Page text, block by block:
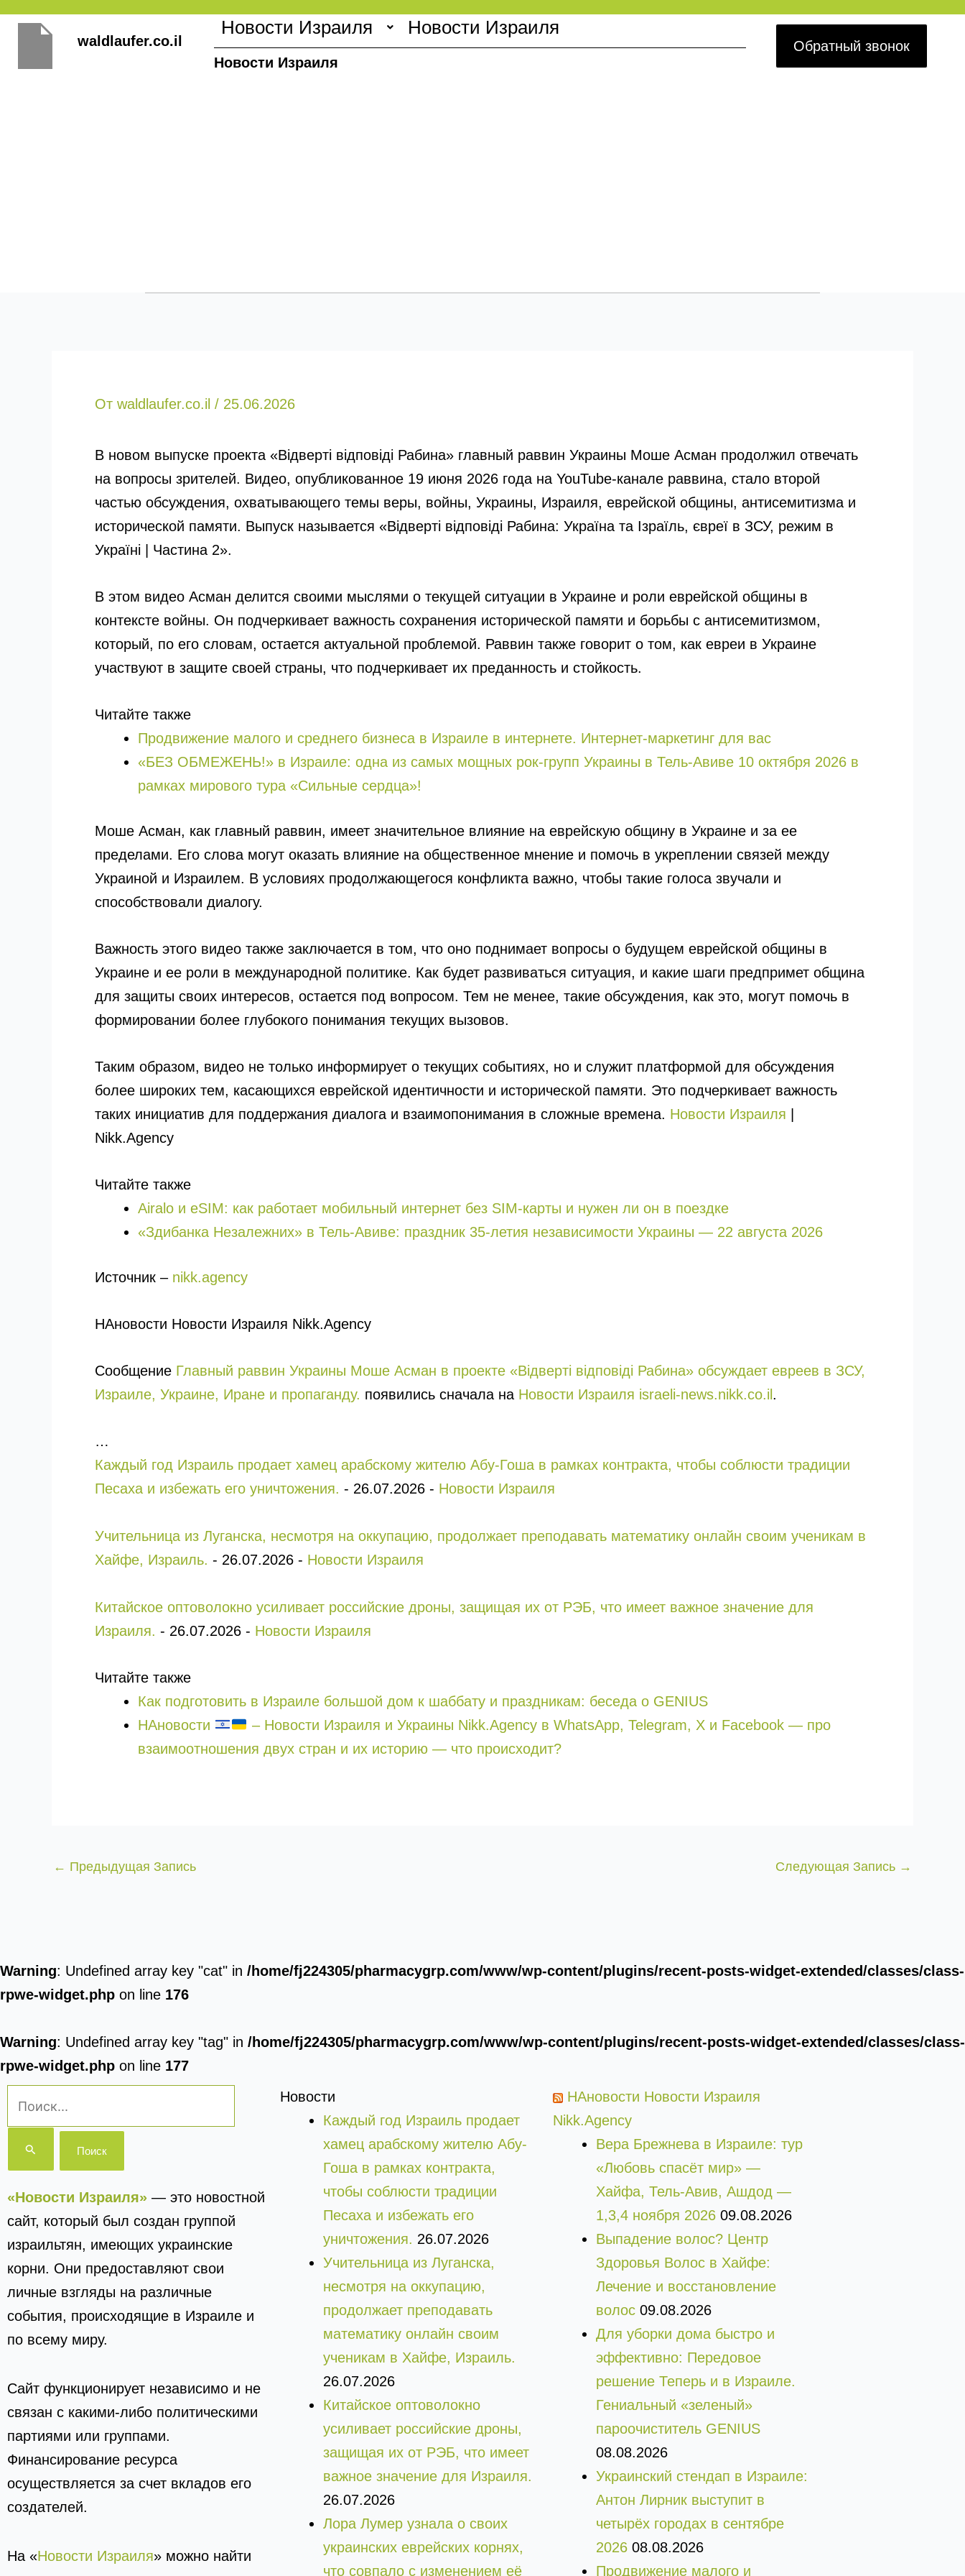
Перейти
waldlaufer.co.il
Новости Израиля Новости Израиля
Новости Израиля
Обратный звонок
От waldlaufer.co.il / 25.06.2026
В новом выпуске проекта «Відверті відповіді Рабина» главный раввин Украины Моше Асман продолжил отвечать
на вопросы зрителей. Видео, опубликованное 19 июня 2026 года на YouTube-канале раввина, стало второй
частью обсуждения, охватывающего темы веры, войны, Украины, Израиля, еврейской общины, антисемитизма и
исторической памяти. Выпуск называется «Відверті відповіді Рабина: Україна та Ізраїль, євреї в ЗСУ, режим в
Україні | Частина 2».
В этом видео Асман делится своими мыслями о текущей ситуации в Украине и роли еврейской общины в
контексте войны. Он подчеркивает важность сохранения исторической памяти и борьбы с антисемитизмом,
который, по его словам, остается актуальной проблемой. Раввин также говорит о том, как евреи в Украине
участвуют в защите своей страны, что подчеркивает их преданность и стойкость.
Читайте также
Продвижение малого и среднего бизнеса в Израиле в интернете. Интернет-маркетинг для вас
«БЕЗ ОБМЕЖЕНЬ!» в Израиле: одна из самых мощных рок-групп Украины в Тель-Авиве 10 октября 2026 в
рамках мирового тура «Сильные сердца»!
Моше Асман, как главный раввин, имеет значительное влияние на еврейскую общину в Украине и за ее
пределами. Его слова могут оказать влияние на общественное мнение и помочь в укреплении связей между
Украиной и Израилем. В условиях продолжающегося конфликта важно, чтобы такие голоса звучали и
способствовали диалогу.
Важность этого видео также заключается в том, что оно поднимает вопросы о будущем еврейской общины в
Украине и ее роли в международной политике. Как будет развиваться ситуация, и какие шаги предпримет община
для защиты своих интересов, остается под вопросом. Тем не менее, такие обсуждения, как это, могут помочь в
формировании более глубокого понимания текущих вызовов.
Таким образом, видео не только информирует о текущих событиях, но и служит платформой для обсуждения
более широких тем, касающихся еврейской идентичности и исторической памяти. Это подчеркивает важность
таких инициатив для поддержания диалога и взаимопонимания в сложные времена. Новости Израиля
Nikk.Agency
Читайте также
Airalo и eSIM: как работает мобильный интернет без SIM-карты и нужен ли он в поездке
«Здибанка Незалежних» в Тель-Авиве: праздник 35-летия независимости Украины — 22 августа 2026
Источник – nikk.agency
НАновости Новости Израиля Nikk.Agency
Сообщение Главный раввин Украины Моше Асман в проекте «Відверті відповіді Рабина» обсуждает евреев в ЗСУ,
Израиле, Украине, Иране и пропаганду. появились сначала на Новости Израиля israeli-news.nikk.co.il .
…
Каждый год Израиль продает хамец арабскому жителю Абу-Гоша в рамках контракта, чтобы соблюсти традиции
Песаха и избежать его уничтожения. - 26.07.2026 - Новости Израиля
Учительница из Луганска, несмотря на оккупацию, продолжает преподавать математику онлайн своим ученикам в
Хайфе, Израиль. - 26.07.2026 - Новости Израиля
Китайское оптоволокно усиливает российские дроны, защищая их от РЭБ, что имеет важное значение для
Израиля. - 26.07.2026 - Новости Израиля
Читайте также
Как подготовить в Израиле большой дом к шаббату и праздникам: беседа о GENIUS
НАновости
– Новости Израиля и Украины Nikk.Agency в WhatsApp, Telegram, X и Facebook — про
взаимоотношения двух стран и их историю — что происходит?
← Предыдущая Запись Следующая Запись →
Warning: Undefined array key "cat" in /home/fj224305/pharmacygrp.com/www/wp-content/plugins/recent-posts-widget-extended/classes/class-
rpwe-widget.php on line 176
Warning: Undefined array key "tag" in /home/fj224305/pharmacygrp.com/www/wp-content/plugins/recent-posts-widget-extended/classes/class-
rpwe-widget.php on line 177
«Новости Израиля» — это новостной
сайт, который был создан группой
израильтян, имеющих украинские
корни. Они предоставляют свои
личные взгляды на различные
события, происходящие в Израиле и
по всему миру.
Сайт функционирует независимо и не
связан с какими-либо политическими
партиями или группами.
Финансирование ресурса
осуществляется за счет вкладов его
создателей.
На «Новости Израиля» можно найти
Новости
Каждый год Израиль продает
хамец арабскому жителю Абу-
Гоша в рамках контракта,
чтобы соблюсти традиции
Песаха и избежать его
уничтожения. 26.07.2026
Учительница из Луганска,
несмотря на оккупацию,
продолжает преподавать
математику онлайн своим
ученикам в Хайфе, Израиль.
26.07.2026
Китайское оптоволокно
усиливает российские дроны,
защищая их от РЭБ, что имеет
важное значение для Израиля.
26.07.2026
Лора Лумер узнала о своих
украинских еврейских корнях,
что совпало с изменением её
НАновости Новости Израиля
Nikk.Agency
Вера Брежнева в Израиле: тур
«Любовь спасёт мир» —
Хайфа, Тель-Авив, Ашдод —
1,3,4 ноября 2026 09.08.2026
Выпадение волос? Центр
Здоровья Волос в Хайфе:
Лечение и восстановление
волос 09.08.2026
Для уборки дома быстро и
эффективно: Передовое
решение Теперь и в Израиле.
Гениальный «зеленый»
пароочиститель GENIUS
08.08.2026
Украинский стендап в Израиле:
Антон Лирник выступит в
четырёх городах в сентябре
2026 08.08.2026
Продвижение малого и